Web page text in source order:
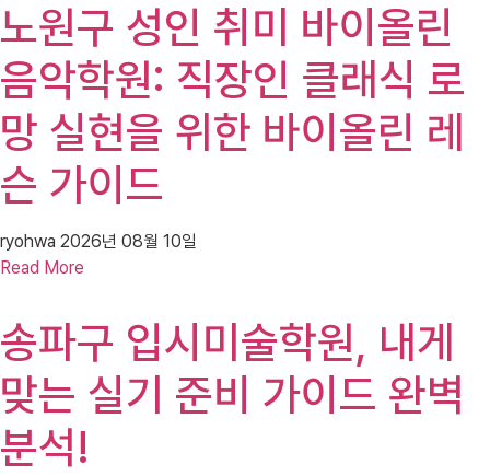
노원구 성인 취미 바이올린
음악학원: 직장인 클래식 로
망 실현을 위한 바이올린 레
슨 가이드
ryohwa 2026년 08월 10일
Read More
송파구 입시미술학원, 내게
맞는 실기 준비 가이드 완벽
분석!